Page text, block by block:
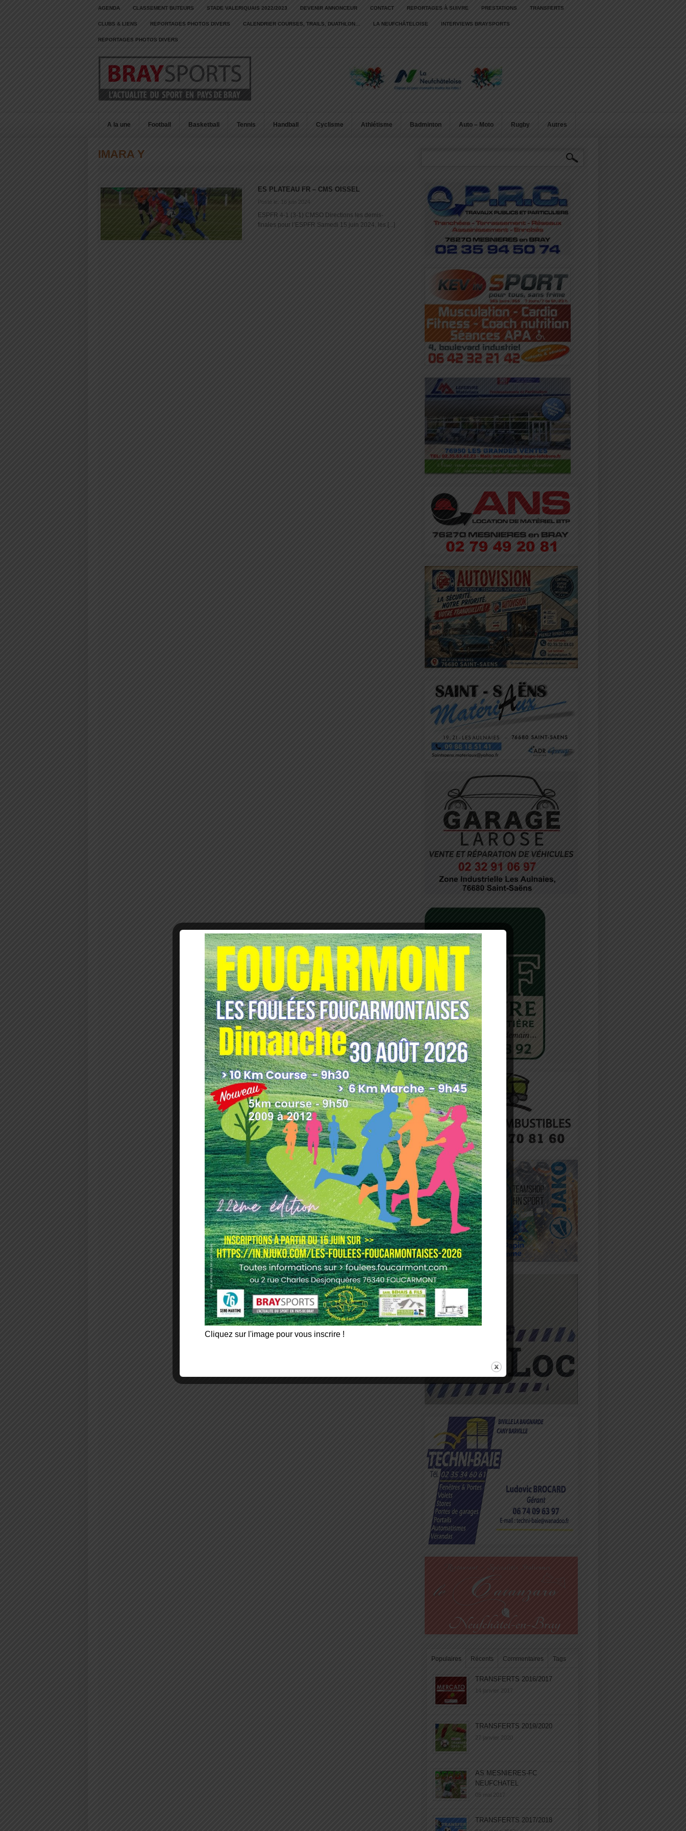
AGENDA CLASSEMENT BUTEURS STADE VALERIQUAIS 2022/2023 DEVENIR ANNONCEUR CONTACT REPORTAGES À SUIVRE PRESTATIONS TRANSFERTS
CLUBS & LIENS REPORTAGES PHOTOS DIVERS CALENDRIER COURSES, TRAILS, DUATHLON… LA NEUFCHÂTELOISE INTERVIEWS BRAYSPORTS
REPORTAGES PHOTOS DIVERS
A la une Football Basketball Tennis Handball Cyclisme Athlétisme Badminton Auto – Moto Rugby Autres
IMARA Y
ES PLATEAU FR – CMS OISSEL
Posté le: 16 juin 2024
ESPFR 4-1 (3-1) CMSO Directions les demis-
finales pour l’ESPFR Samedi 15 juin 2024, les [...]
Populaires Récents Commentaires Tags
TRANSFERTS 2016/2017
14 janvier 2017
TRANSFERTS 2019/2020
27 janvier 2020
AS MESNIERES-FC
NEUFCHATEL
05 mai 2017
TRANSFERTS 2017/2018
Cliquez sur l'image pour vous inscrire !